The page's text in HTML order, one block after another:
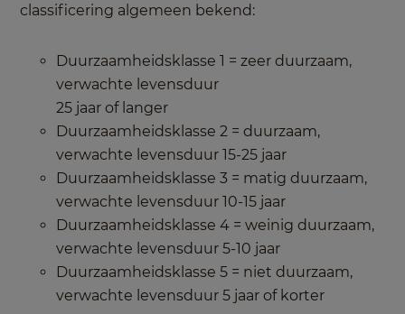
classificering algemeen bekend:
Duurzaamheidsklasse 1 = zeer duurzaam,
verwachte levensduur
25 jaar of langer
Duurzaamheidsklasse 2 = duurzaam,
verwachte levensduur 15-25 jaar
Duurzaamheidsklasse 3 = matig duurzaam,
verwachte levensduur 10-15 jaar
Duurzaamheidsklasse 4 = weinig duurzaam,
verwachte levensduur 5-10 jaar
Duurzaamheidsklasse 5 = niet duurzaam,
verwachte levensduur 5 jaar of korter